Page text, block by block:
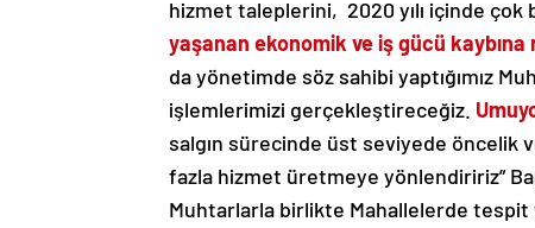
hizmet taleplerini, 2020 yılı içinde
yaşanan ekonomik ve iş gücü
da yönetimde söz sahibi yaptığımız
işlemlerimizi gerçekleştireceğiz.
salgın sürecinde üst seviyede öncelik
fazla hizmet üretmeye yönlendiririz”
Muhtarlarla birlikte Mahallelerde